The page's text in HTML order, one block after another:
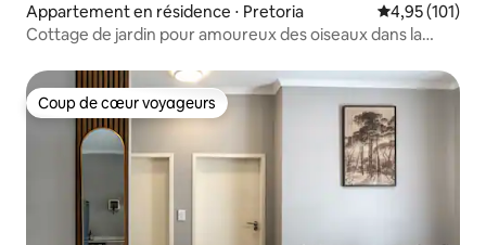
Appartement en résidence ⋅ Pretoria Évaluation
4,95 (101)
Cottage de jardin pour amoureux des oiseaux dans la
Coup de cœur voyageurs
Coup de cœur voyageurs